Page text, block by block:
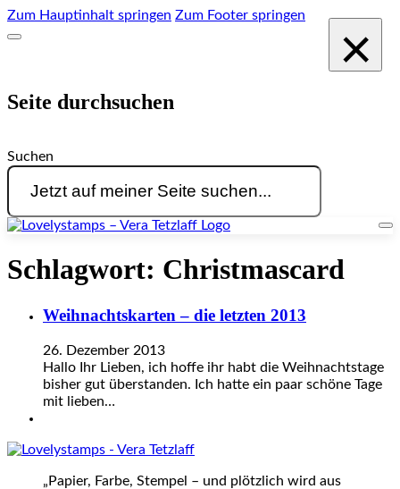
Zum Hauptinhalt springen Zum Footer springen
Seite durchsuchen
Suchen
×
Schlagwort: Christmascard
Weihnachtskarten – die letzten 2013
26. Dezember 2013
Hallo Ihr Lieben, ich hoffe ihr habt die Weihnachtstage
bisher gut überstanden. Ich hatte ein paar schöne Tage
mit lieben…
„Papier, Farbe, Stempel – und plötzlich wird aus